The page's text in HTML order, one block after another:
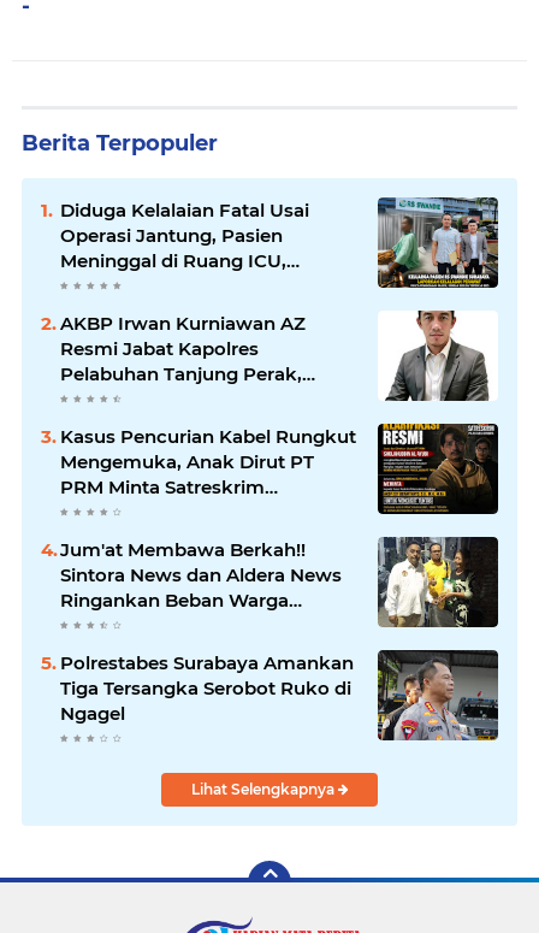
-
Berita Terpopuler
Diduga Kelalaian Fatal Usai
Operasi Jantung, Pasien
Meninggal di Ruang ICU,
Keluarga Tuntut RSUD dr.
Soewandhie Bertanggung
Jawab
AKBP Irwan Kurniawan AZ
Resmi Jabat Kapolres
Pelabuhan Tanjung Perak,
Pimpinan Redaksi
HarianMataBerita.com
Sampaikan Ucapan Selamat
Kasus Pencurian Kabel Rungkut
Mengemuka, Anak Dirut PT
PRM Minta Satreskrim
Polrestabes Surabaya Usut
Hingga Tuntas
Jum'at Membawa Berkah!!
Sintora News dan Aldera News
Ringankan Beban Warga
Bangkitkan Pelaku UMKM
Polrestabes Surabaya Amankan
Tiga Tersangka Serobot Ruko di
Ngagel
Lihat Selengkapnya